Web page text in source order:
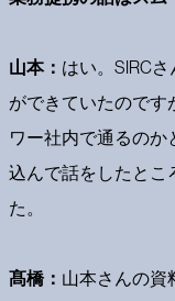
山本： はい。SIRC
ができていたので
ワー社内で通るのか
込んで話をしたとこ
た。
髙橋： 山本さんの資